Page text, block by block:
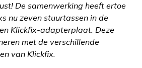
De samenwerking heeft ertoe
nu zeven stuurtassen in de
Klickfix-adapterplaat. Deze
met de verschillende
van Klickfix.